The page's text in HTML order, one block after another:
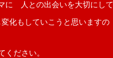
に 人との出会いを大切にして
化もしていこうと思いますの
ください。